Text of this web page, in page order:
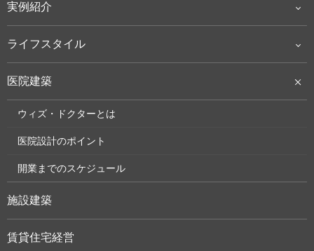
実例紹介
ライフスタイル
医院建築
ウィズ・ドクターとは
医院設計のポイント
開業までのスケジュール
施設建築
賃貸住宅経営